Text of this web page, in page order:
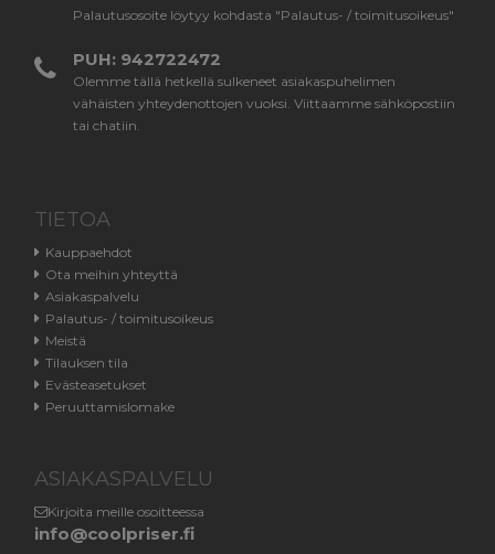
Palautusosoite löytyy kohdasta "Palautus- / toimitusoikeus"
PUH: 942722472
Olemme tällä hetkellä sulkeneet asiakaspuhelimen
vähäisten yhteydenottojen vuoksi. Viittaamme sähköpostiin
tai chatiin.
TIETOA
Kauppaehdot
Ota meihin yhteyttä
Asiakaspalvelu
Palautus- / toimitusoikeus
Meistä
Tilauksen tila
Evästeasetukset
Peruuttamislomake
ASIAKASPALVELU
Kirjoita meille osoitteessa
info@coolpriser.fi